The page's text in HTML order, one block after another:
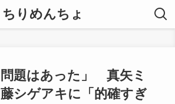
ちりめんちょ
問題はあった」 真矢ミ
シゲアキに「的確すぎ